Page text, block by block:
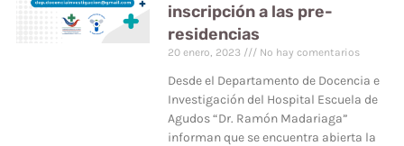
inscripción a las pre-
residencias
20 enero, 2023 No hay comentarios
Desde el Departamento de Docencia e
Investigación del Hospital Escuela de
Agudos “Dr. Ramón Madariaga”
informan que se encuentra abierta la